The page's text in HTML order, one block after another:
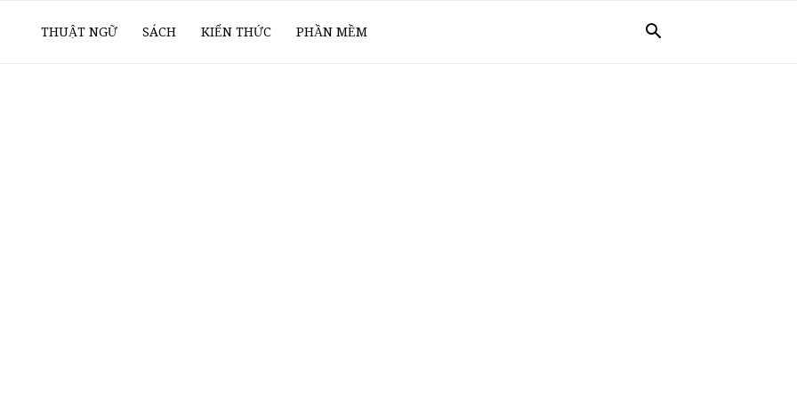
THUẬT NGỮ SÁCH KIẾN THỨC PHẦN MỀM